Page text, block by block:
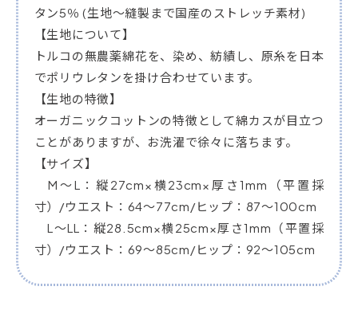
タン5％ (生地～縫製まで国産のストレッチ素材)
【生地について】
トルコの無農薬綿花を、染め、紡績し、原糸を日本
でポリウレタンを掛け合わせています。
【生地の特徴】
オーガニックコットンの特徴として綿カスが目立つ
ことがありますが、お洗濯で徐々に落ちます。
【サイズ】
M～L：縦27cm×横23cm×厚さ1mm（平置採
寸）/ウエスト：64～77cm/ヒップ：87～100cm
L～LL：縦28.5cm×横25cm×厚さ1mm（平置採
寸）/ウエスト：69～85cm/ヒップ：92～105cm